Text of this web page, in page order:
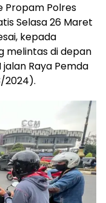
Propam Polres
Selasa 26 Maret
kepada
melintas di depan
Raya Pemda
2024).